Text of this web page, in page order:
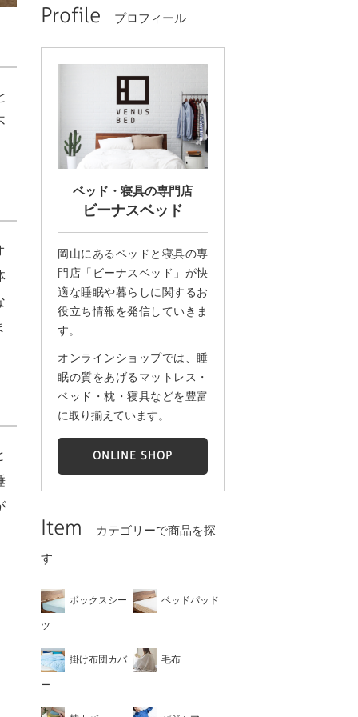
Profile プロフィール
ベッド・寝具の専門店
ビーナスベッド
岡山にあるベッドと寝具の専
門店「ビーナスベッド」が快
適な睡眠や暮らしに関するお
役立ち情報を発信していきま
す。
オンラインショップでは、睡
眠の質をあげるマットレス・
ベッド・枕・寝具などを豊富
に取り揃えています。
ONLINE SHOP
Item
カテゴリーで商品を探
す
ボックスシー
ツ
ベッドパッド
掛け布団カバ
ー
毛布